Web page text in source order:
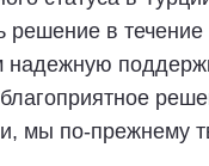
решение в течение
надежную
мы по-прежнему